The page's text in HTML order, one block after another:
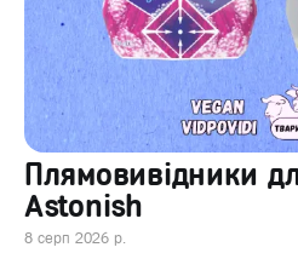
Плямовивідники
Astonish
8 серп 2026 р.